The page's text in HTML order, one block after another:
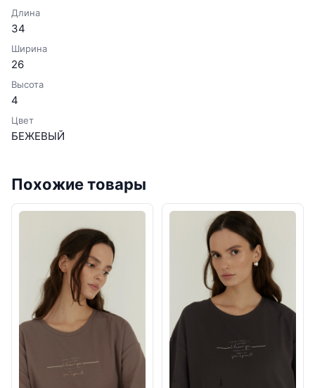
Длина
34
Ширина
26
Высота
4
Цвет
БЕЖЕВЫЙ
Похожие товары